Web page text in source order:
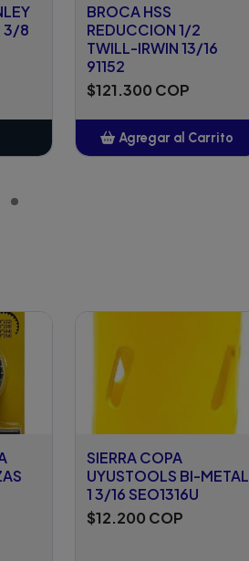
3/8
BROCA HSS
REDUCCION 1/2
TWILL-IRWIN 13/16
91152
$121.300 COP
Agregar al Carrito
SIERRA COPA
UYUSTOOLS BI-METAL
1 3/16 SEO1316U
$12.200 COP